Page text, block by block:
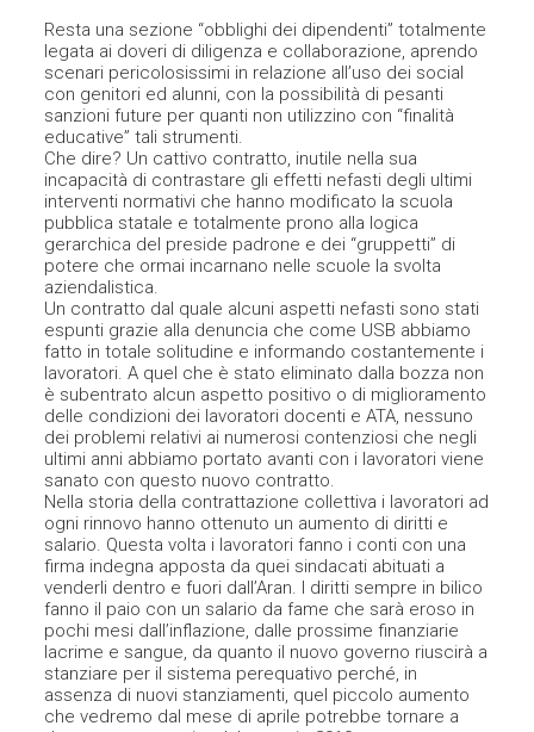
Resta una sezione “obblighi dei dipendenti” totalmente
legata ai doveri di diligenza e collaborazione, aprendo
scenari pericolosissimi in relazione all’uso dei social
con genitori ed alunni, con la possibilità di pesanti
sanzioni future per quanti non utilizzino con “finalità
educative” tali strumenti.
Che dire? Un cattivo contratto, inutile nella sua
incapacità di contrastare gli effetti nefasti degli ultimi
interventi normativi che hanno modificato la scuola
pubblica statale e totalmente prono alla logica
gerarchica del preside padrone e dei “gruppetti” di
potere che ormai incarnano nelle scuole la svolta
aziendalistica.
Un contratto dal quale alcuni aspetti nefasti sono stati
espunti grazie alla denuncia che come USB abbiamo
fatto in totale solitudine e informando costantemente i
lavoratori. A quel che è stato eliminato dalla bozza non
è subentrato alcun aspetto positivo o di miglioramento
delle condizioni dei lavoratori docenti e ATA, nessuno
dei problemi relativi ai numerosi contenziosi che negli
ultimi anni abbiamo portato avanti con i lavoratori viene
sanato con questo nuovo contratto.
Nella storia della contrattazione collettiva i lavoratori ad
ogni rinnovo hanno ottenuto un aumento di diritti e
salario. Questa volta i lavoratori fanno i conti con una
firma indegna apposta da quei sindacati abituati a
venderli dentro e fuori dall’Aran. I diritti sempre in bilico
fanno il paio con un salario da fame che sarà eroso in
pochi mesi dall’inflazione, dalle prossime finanziarie
lacrime e sangue, da quanto il nuovo governo riuscirà a
stanziare per il sistema perequativo perché, in
assenza di nuovi stanziamenti, quel piccolo aumento
che vedremo dal mese di aprile potrebbe tornare a